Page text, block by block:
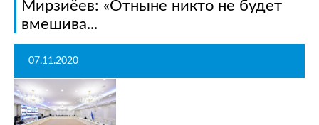
Мирзиёев: «Отныне никто не будет
вмешива...
07.11.2020